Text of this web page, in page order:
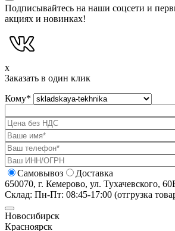
Подписывайтесь на наши соцсети и
акциях и новинках!
x
Заказать в один клик
Кому*
Самовывоз
Доставка
650070, г. Кемерово, ул. Тухачевского,
Склад: Пн-Пт: 08:45-17:00 (отгрузка
Новосибирск
Красноярск